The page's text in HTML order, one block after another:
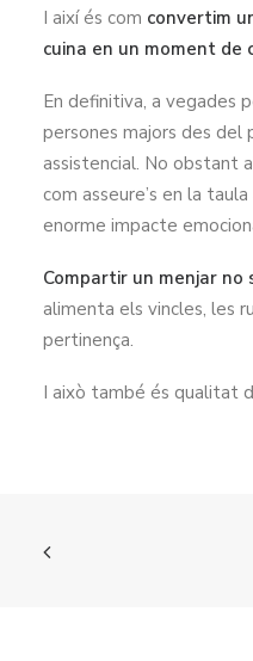
I així és com convertim
cuina en un moment de
En definitiva, a vegades
persones majors des del
assistencial. No obstant
com asseure’s en la
enorme impacte
Compartir un menjar
alimenta els vincles, les
pertinença.
I això també és qualitat